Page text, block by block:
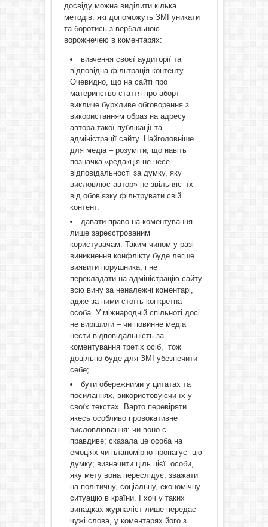
досвіду можна виділити кілька
методів, які допоможуть ЗМІ уникати
та боротись з вербальною
ворожнечею в коментарях:
вивчення своєї аудиторії та
відповідна фільтрація контенту.
Очевидно, що на сайті про
материнство стаття про аборт
викличе бурхливе обговорення з
використанням образ на адресу
автора такої публікації та
адміністрації сайту. Найголовніше
для медіа – розуміти, що навіть
позначка «редакція не несе
відповідальності за думку, яку
висловлює автор» не звільняє їх
від обов’язку фільтрувати свій
контент.
давати право на коментування
лише зареєстрованим
користувачам. Таким чином у разі
виникнення конфлікту буде легше
виявити порушника, і не
перекладати на адміністрацію сайту
всю вину за неналежні коментарі,
адже за ними стоїть конкретна
особа. У міжнародній спільноті досі
не вирішили – чи повинне медіа
нести відповідальність за
коментування третіх осіб, тож
доцільно буде для ЗМІ убезпечити
себе;
бути обережними у цитатах та
посиланнях, використовуючи їх у
своїх текстах. Варто перевіряти
якесь особливо провокативне
висловлювання: чи воно є
правдиве; сказала це особа на
емоціях чи планомірно пропагує цю
думку; визначити ціль цієї особи,
яку мету вона переслідує; зважати
на політичну, соціальну, економічну
ситуацію в країни. І хоч у таких
випадках журналіст лише передає
чужі слова, у коментарях його з